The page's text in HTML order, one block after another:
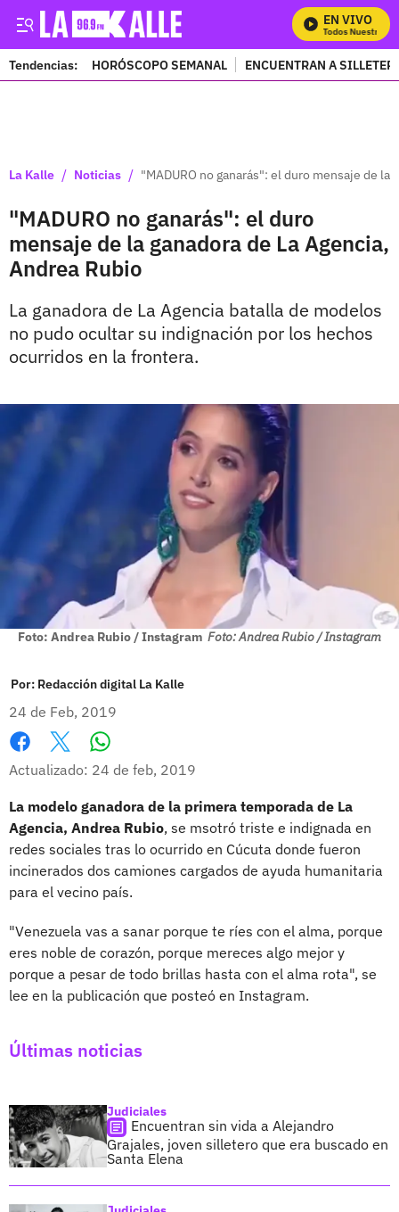
EN VIVO
Mira Todos Nuestros
Tendencias: HORÓSCOPO SEMANAL ENCUENTRAN A
La Kalle / Noticias / "MADURO no ganarás": el duro mensaje de la
"MADURO no ganarás": el duro
mensaje de la ganadora de La Agencia,
Andrea Rubio
La ganadora de La Agencia batalla de modelos
no pudo ocultar su indignación por los hechos
ocurridos en la frontera.
Foto: Andrea Rubio / Instagram Foto: Andrea Rubio / Instagram
Por: Redacción digital La Kalle
24 de Feb, 2019
Facebook
X
Actualizado: 24 de feb, 2019
La modelo ganadora de la primera temporada de La
Agencia, Andrea Rubio, se msotró triste e indignada en
redes sociales tras lo ocurrido en Cúcuta donde fueron
incinerados dos camiones cargados de ayuda humanitaria
para el vecino país.
"Venezuela vas a sanar porque te ríes con el alma, porque
eres noble de corazón, porque mereces algo mejor y
porque a pesar de todo brillas hasta con el alma rota", se
lee en la publicación que posteó en Instagram.
Últimas noticias
Judiciales
Encuentran sin vida a Alejandro
Grajales, joven silletero que era buscado en
Santa Elena